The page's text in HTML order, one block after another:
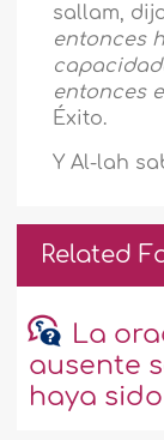
sallam,
entonces
entonces
Éxito.
Y Al-lah
Related
La
ausente
haya